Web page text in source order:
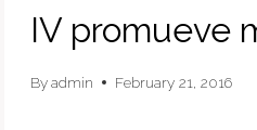
IV promueve
Byadmin February 21, 2016